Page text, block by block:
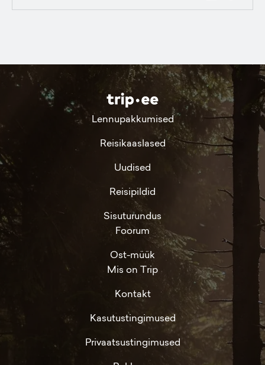
Lennupakkumised
Reisikaaslased
Uudised
Reisipildid
Sisuturundus
Foorum
Ost-müük
Mis on Trip
Kontakt
Kasutustingimused
Privaatsustingimused